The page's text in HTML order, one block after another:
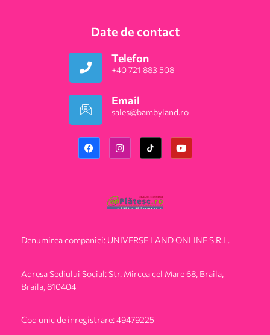
Date de contact
Telefon
+40 721 883 508
Email
sales@bambyland.ro​
Denumirea companiei: UNIVERSE LAND ONLINE S.R.L.
Adresa Sediului Social: Str. Mircea cel Mare 68, Braila,
Braila, 810404
Cod unic de inregistrare: 49479225